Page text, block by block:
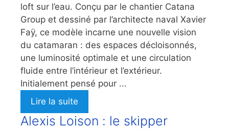
loft sur l’eau. Conçu par le chantier Catana
Group et dessiné par l’architecte naval Xavier
Faÿ, ce modèle incarne une nouvelle vision
du catamaran : des espaces décloisonnés,
une luminosité optimale et une circulation
fluide entre l’intérieur et l’extérieur.
Initialement pensé pour ...
Lire la suite
Alexis Loison : le skipper